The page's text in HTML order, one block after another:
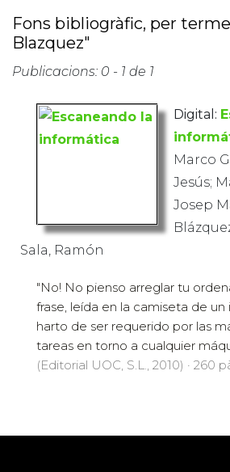
Fons bibliogràfic, per
Blazquez"
Publicacions: 0 - 1 de 1
Digital:
Marco
Jesús;
Josep
Sala, Ramón
"No! No pienso arreglar tu
frase, leída en la camiseta de
harto de ser requerido por las
tareas en torno a cualquier
(Editorial UOC, S.L., 2010) · 260